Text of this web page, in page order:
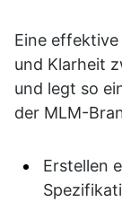
Eine
und Klarheit
und legt so
der MLM-
Erstellen